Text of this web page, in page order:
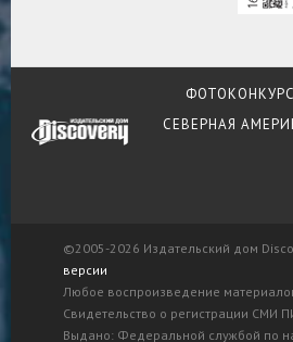
ФОТОКОНКУРС
СЕВЕРНАЯ
©2005-2026 Издательский дом
версии
Любое воспроизведение
Свидетельство о регистрации СМИ
Выдано: Федеральной службой по